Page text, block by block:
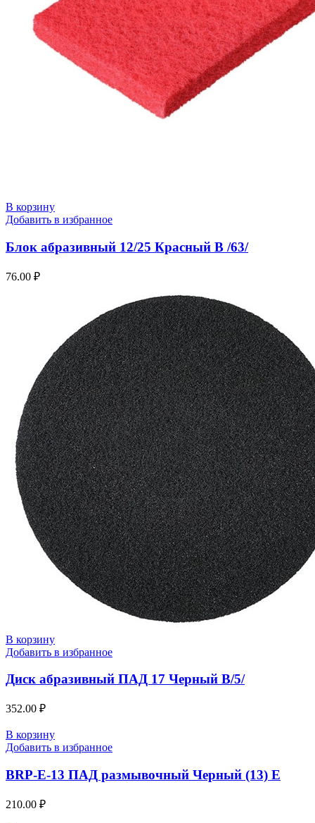
В корзину
Добавить в избранное
Блок абразивный 12/25 Красный В /63/
76.00 ₽
В корзину
Добавить в избранное
Диск абразивный ПАД 17 Черный В/5/
352.00 ₽
В корзину
Добавить в избранное
BRP-E-13 ПАД размывочный Черный (13) E
210.00 ₽